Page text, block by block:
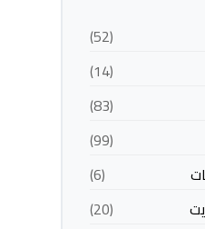
(52)
(14)
(83)
(99)
(6)
(20)